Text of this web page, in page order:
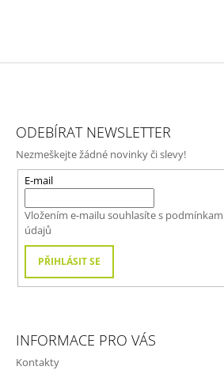
ODEBÍRAT NEWSLETTER
Nezmeškejte žádné novinky či slevy!
E-mail
Vložením e-mailu souhlasíte s
údajů
PŘIHLÁSIT SE
INFORMACE PRO VÁS
Kontakty